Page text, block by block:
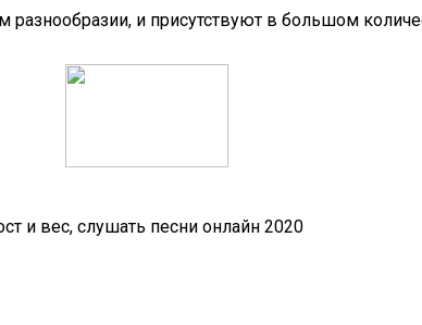
и присутствуют в большом
и вес, слушать песни онлайн 2020